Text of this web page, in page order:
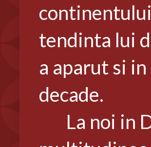
tendinta lui
a aparut si
decade.
La noi in